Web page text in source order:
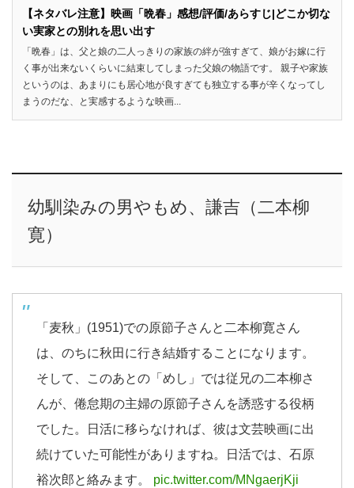
【ネタバレ注意】映画「晩春」感想/評価/あらすじ|どこか切な
い実家との別れを思い出す
「晩春」は、父と娘の二人っきりの家族の絆が強すぎて、娘がお嫁に行
く事が出来ないくらいに結束してしまった父娘の物語です。 親子や家族
というのは、あまりにも居心地が良すぎても独立する事が辛くなってし
まうのだな、と実感するような映画...
幼馴染みの男やもめ、謙吉（二本柳
寛）
「麦秋」(1951)での原節子さんと二本柳寛さん
は、のちに秋田に行き結婚することになります。
そして、このあとの「めし」では従兄の二本柳さ
んが、倦怠期の主婦の原節子さんを誘惑する役柄
でした。日活に移らなければ、彼は文芸映画に出
続けていた可能性がありますね。日活では、石原
裕次郎と絡みます。 pic.twitter.com/MNgaerjKji